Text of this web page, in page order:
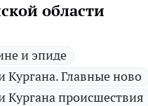
области
и эпиде
Кургана. Главные ново
Кургана происшествия